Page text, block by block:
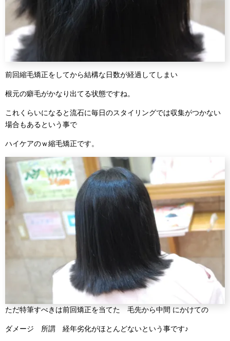
前回縮毛矯正をしてから結構な日数が経過してしまい
根元の癖毛がかなり出てる状態ですね。
これくらいになると流石に毎日のスタイリングでは収集がつかない
場合もあるという事で
ハイケアのｗ縮毛矯正です。
ただ特筆すべきは前回矯正を当てた 毛先から中間 にかけての
ダメージ 所謂 経年劣化がほとんどないという事です♪